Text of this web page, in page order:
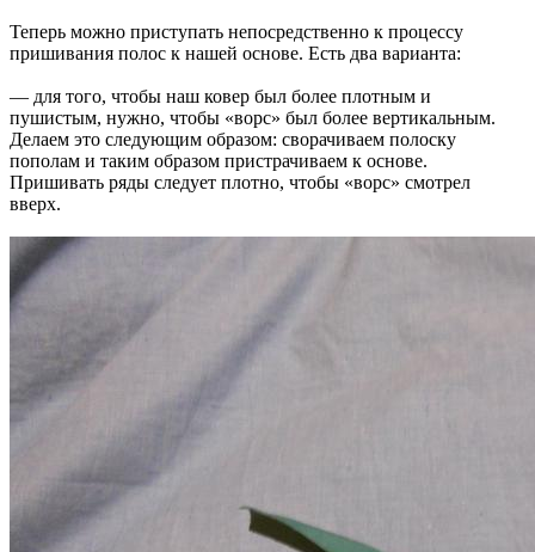
Теперь можно приступать непосредственно к процессу
пришивания полос к нашей основе. Есть два варианта:
— для того, чтобы наш ковер был более плотным и
пушистым, нужно, чтобы «ворс» был более вертикальным.
Делаем это следующим образом: сворачиваем полоску
пополам и таким образом пристрачиваем к основе.
Пришивать ряды следует плотно, чтобы «ворс» смотрел
вверх.